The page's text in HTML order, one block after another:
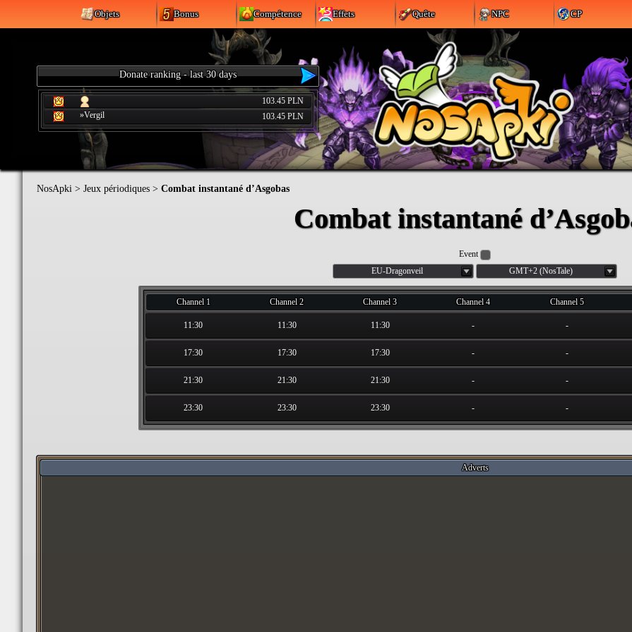
Objets Bonus Compétence Effets Quête NPC CP
Donate ranking - last 30 days
103.45 PLN
»Vergil
103.45 PLN
NosApki > Jeux périodiques > Combat instantané d’Asgobas
Combat instantané
Event
EU-Dragonveil
GMT+2 (NosTale)
Channel 1 Channel 2 Channel 3 Channel 4 Channel 5
11:30 11:30 11:30 - -
17:30 17:30 17:30 - -
21:30 21:30 21:30 - -
23:30 23:30 23:30 - -
Adverts